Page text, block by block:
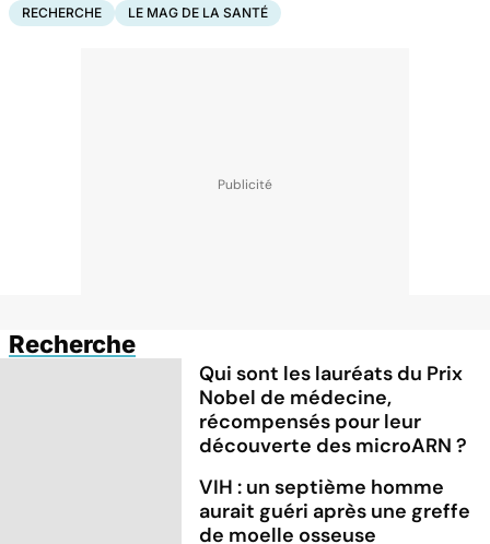
RECHERCHE LE MAG DE LA SANTÉ
Recherche
Qui sont les lauréats du Prix
Nobel de médecine,
récompensés pour leur
découverte des microARN ?
VIH : un septième homme
aurait guéri après une greffe
de moelle osseuse